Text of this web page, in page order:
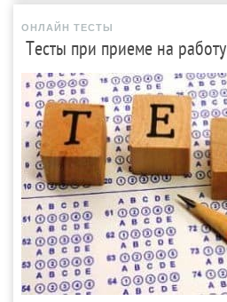
ОНЛАЙН ТЕСТЫ
Тесты при приеме на работу